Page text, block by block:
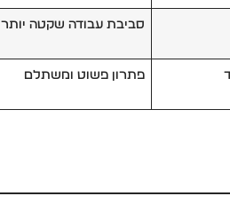
סביבת עבודה שקטה יותר
פתרון פשוט ומשתלם